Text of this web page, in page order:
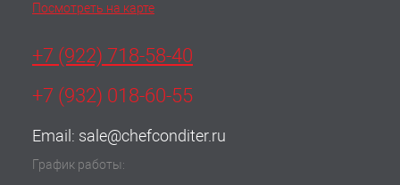
Посмотреть на карте
+7 (922) 718-58-40
+7 (932) 018-60-55
Email: sale@chefconditer.ru
График работы: